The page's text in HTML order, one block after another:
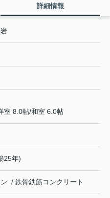
詳細情報
室 8.0帖/和室 6.0帖
25年)
/ 鉄骨鉄筋コンクリート